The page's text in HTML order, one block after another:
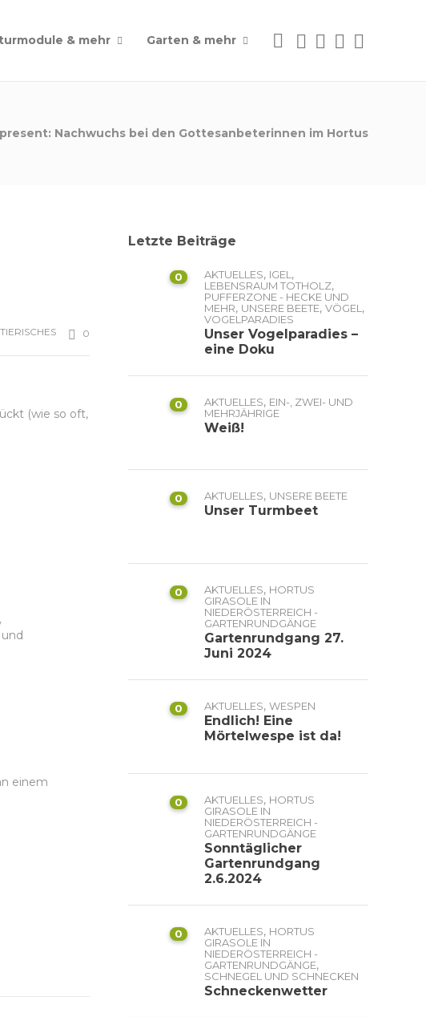
& mehr Garten & mehr
Nachwuchs bei den Gottesanbeterinnen im Hortus
TIERISCHES 0
(wie so oft,
einem
Letzte Beiträge
0 AKTUELLES, IGEL ,
LEBENSRAUM TOTHOLZ,
PUFFERZONE - HECKE UND
MEHR, UNSERE BEETE, VÖGEL ,
VOGELPARADIES
Unser Vogelparadies –
eine Doku
0 AKTUELLES, EIN-, ZWEI- UND
MEHRJÄHRIGE
Weiß!
0 AKTUELLES, UNSERE BEETE
Unser Turmbeet
0 AKTUELLES, HORTUS
GIRASOLE IN
NIEDERÖSTERREICH -
GARTENRUNDGÄNGE
Gartenrundgang 27.
Juni 2024
0 AKTUELLES, WESPEN
Endlich! Eine
Mörtelwespe ist da!
0 AKTUELLES, HORTUS
GIRASOLE IN
NIEDERÖSTERREICH -
GARTENRUNDGÄNGE
Sonntäglicher
Gartenrundgang
2.6.2024
0 AKTUELLES, HORTUS
GIRASOLE IN
NIEDERÖSTERREICH -
GARTENRUNDGÄNGE,
SCHNEGEL UND SCHNECKEN
Schneckenwetter